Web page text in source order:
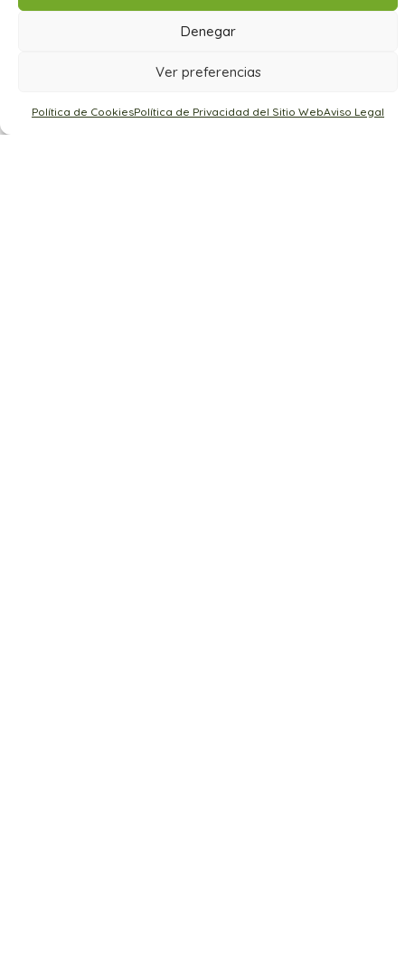
Denegar
Ver preferencias
Política de CookiesPolítica de Privacidad del Sitio WebAviso Legal